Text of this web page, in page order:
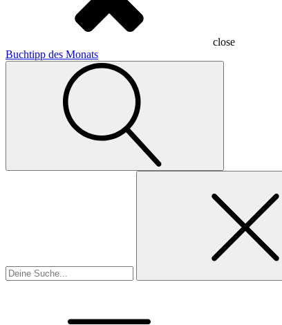
close
Buchtipp des Monats